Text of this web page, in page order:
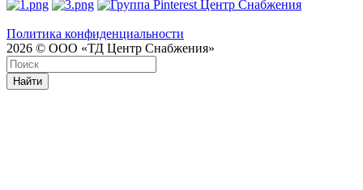
Политика конфиденциальности
2026 © ООО «ТД Центр Снабжения»
Найти